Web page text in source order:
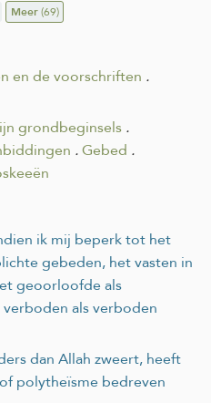
Meer(69)
en de voorschriften .
grondbeginsels.
.Gebed .
ik mij beperk tot het
gebeden, het vasten in
geoorloofde als
als verboden
dan Allah zweert, heeft
polytheïsme bedreven